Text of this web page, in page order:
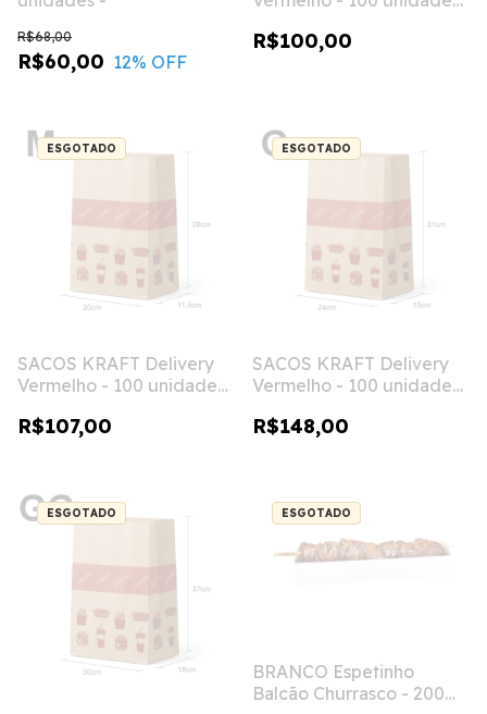
R$60,00
R$68,00
12% OFF
R$100,00
ESGOTADO
SACOS KRAFT Delivery
Vermelho - 100 unidades
R$107,00
ESGOTADO
SACOS KRAFT Delivery
Vermelho - 100 unidades
R$148,00
ESGOTADO ESGOTADO
BRANCO Espetinho
Balcão Churrasco - 200